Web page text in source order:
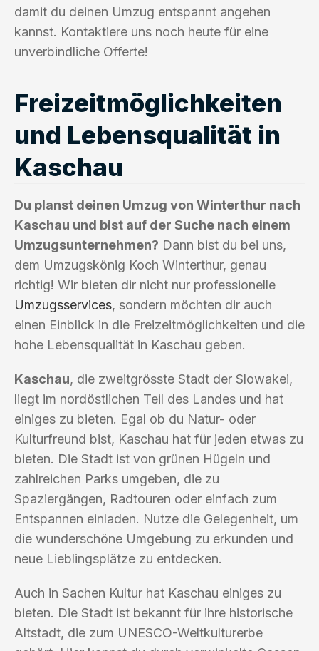
damit du deinen Umzug entspannt angehen
kannst. Kontaktiere uns noch heute für eine
unverbindliche Offerte!
Freizeitmöglichkeiten
und Lebensqualität in
Kaschau
Du planst deinen Umzug von Winterthur nach
Kaschau und bist auf der Suche nach einem
Umzugsunternehmen? Dann bist du bei uns,
dem Umzugskönig Koch Winterthur, genau
richtig! Wir bieten dir nicht nur professionelle
Umzugsservices, sondern möchten dir auch
einen Einblick in die Freizeitmöglichkeiten und die
hohe Lebensqualität in Kaschau geben.
Kaschau, die zweitgrösste Stadt der Slowakei,
liegt im nordöstlichen Teil des Landes und hat
einiges zu bieten. Egal ob du Natur- oder
Kulturfreund bist, Kaschau hat für jeden etwas zu
bieten. Die Stadt ist von grünen Hügeln und
zahlreichen Parks umgeben, die zu
Spaziergängen, Radtouren oder einfach zum
Entspannen einladen. Nutze die Gelegenheit, um
die wunderschöne Umgebung zu erkunden und
neue Lieblingsplätze zu entdecken.
Auch in Sachen Kultur hat Kaschau einiges zu
bieten. Die Stadt ist bekannt für ihre historische
Altstadt, die zum UNESCO-Weltkulturerbe